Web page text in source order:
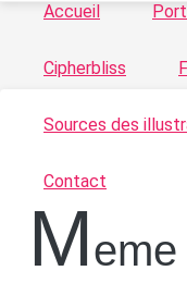
Accueil
Cipherbliss
Sources des
Contact
m